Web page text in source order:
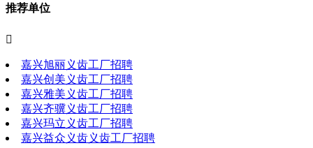
推荐单位

嘉兴旭丽义齿工厂招聘
嘉兴创美义齿工厂招聘
嘉兴雅美义齿工厂招聘
嘉兴齐骥义齿工厂招聘
嘉兴玛立义齿工厂招聘
嘉兴益众义齿义齿工厂招聘